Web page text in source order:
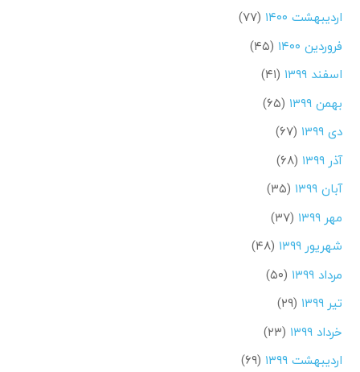
اردیبهشت ۱۴۰۰
(۷۷)
فروردین ۱۴۰۰
(۴۵)
اسفند ۱۳۹۹
(۴۱)
بهمن ۱۳۹۹
(۶۵)
دی ۱۳۹۹
(۶۷)
آذر ۱۳۹۹
(۶۸)
آبان ۱۳۹۹
(۳۵)
مهر ۱۳۹۹
(۳۷)
شهریور ۱۳۹۹
(۴۸)
مرداد ۱۳۹۹
(۵۰)
تیر ۱۳۹۹
(۲۹)
خرداد ۱۳۹۹
(۲۳)
اردیبهشت ۱۳۹۹
(۶۹)